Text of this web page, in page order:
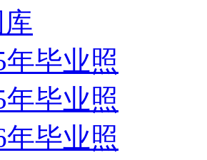
年毕业照
年毕业照
年毕业照